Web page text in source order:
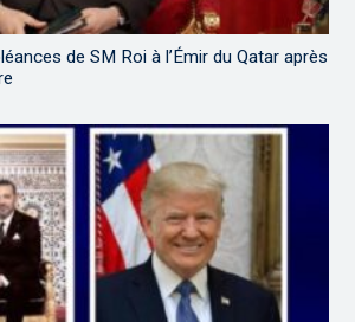
de SM Roi à l’Émir du Qatar après